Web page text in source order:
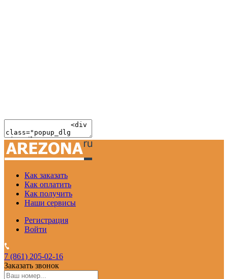
Как заказать
Как оплатить
Как получить
Наши сервисы
Регистрация
Войти
7 (861) 205-02-16
Заказать звонок